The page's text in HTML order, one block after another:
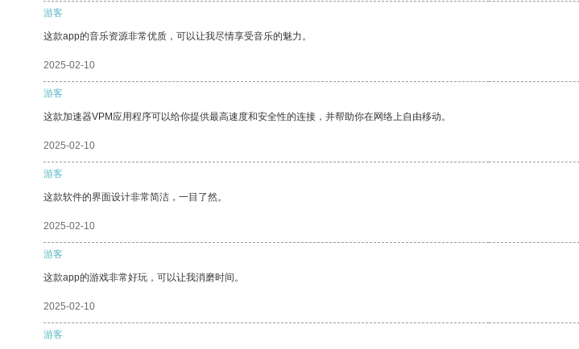
游客
这款app的音乐资源非常优质，可以让我尽情享受音乐的魅力。
2025-02-10
游客
这款加速器VPM应用程序可以给你提供最高速度和安全性的连接，并帮助你在网络上自由移动。
2025-02-10
游客
这款软件的界面设计非常简洁，一目了然。
2025-02-10
游客
这款app的游戏非常好玩，可以让我消磨时间。
2025-02-10
游客